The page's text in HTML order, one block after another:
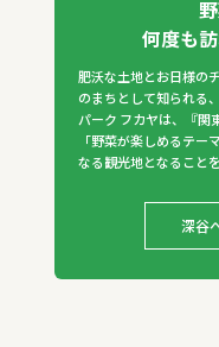
何度も
肥沃な土地とお日様の
のまちとして知られる
パーク フカヤは、『関
「野菜が楽しめるテー
なる観光地となること
深谷